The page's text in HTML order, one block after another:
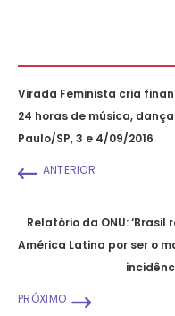
Virada Feminista cria
24 horas de música,
Paulo/SP, 3 e 4/09/2016
ANTERIOR
Relatório da ONU:
América Latina por ser o
PRÓXIMO